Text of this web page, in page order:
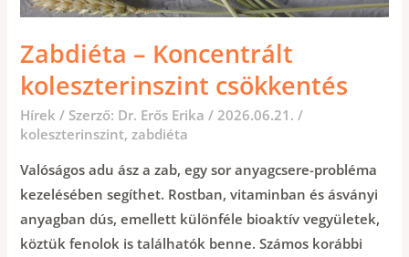
Zabdiéta – Koncentrált
koleszterinszint csökkentés
Hírek / Szerző: Dr. Erős Erika/2026.06.21./
koleszterinszint,zabdiéta
Valóságos adu ász a zab, egy sor anyagcsere-probléma
kezelésében segíthet. Rostban, vitaminban és ásványi
anyagban dús, emellett különféle bioaktív vegyületek,
köztük fenolok is találhatók benne. Számos korábbi